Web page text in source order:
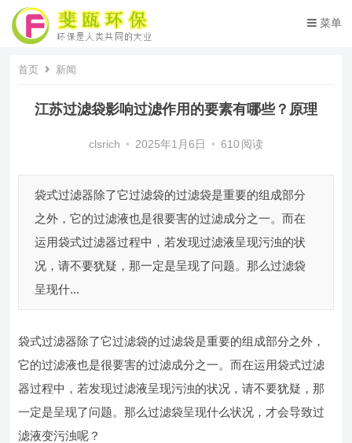
菜单
首页 新闻
江苏过滤袋影响过滤作用的要素有哪些？原理
clsrich • 2025年1月6日 • 610 阅读
袋式过滤器除了它过滤袋的过滤袋是重要的组成部分
之外，它的过滤液也是很要害的过滤成分之一。而在
运用袋式过滤器过程中，若发现过滤液呈现污浊的状
况，请不要犹疑，那一定是呈现了问题。那么过滤袋
呈现什...
袋式过滤器除了它过滤袋的过滤袋是重要的组成部分之外，
它的过滤液也是很要害的过滤成分之一。而在运用袋式过滤
器过程中，若发现过滤液呈现污浊的状况，请不要犹疑，那
一定是呈现了问题。那么过滤袋呈现什么状况，才会导致过
滤液变污浊呢？